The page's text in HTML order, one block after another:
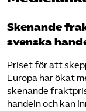
Skenande
svenska
Priset för att
Europa har ökat
skenande
handeln och kan